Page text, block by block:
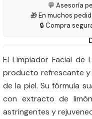
💬 Asesoría
🎁 En muchos
🔒 Compra
El Limpiador Facial de
producto refrescante y
de la piel. Su fórmula
con extracto de
astringentes y